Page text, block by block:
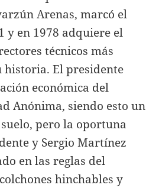
Arenas, marcó el
y en 1978 adquiere el
técnicos más
historia. El presidente
económica del
Anónima, siendo esto un
pero la oportuna
y Sergio Martínez
en las reglas del
hinchables y